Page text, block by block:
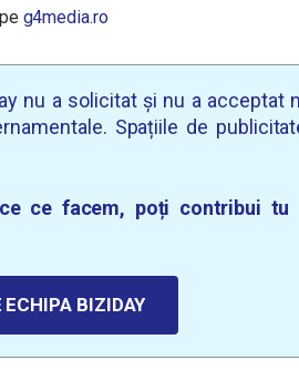
g4media.ro
nu a solicitat și nu a acceptat
Spațiile de
ce facem, poți contribui tu
ECHIPA BIZIDAY